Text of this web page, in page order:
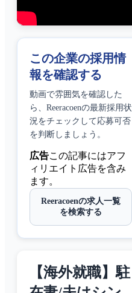
この企業の採用情
報を確認する
動画で雰囲気を確認した
ら、 Reeracoenの最新採用状
況をチェックして応募可否
を判断しましょう。
広告この記事にはアフ
ィリエイト広告を含み
ます。
Reeracoenの求人一覧
を検索する
【海外就職】駐